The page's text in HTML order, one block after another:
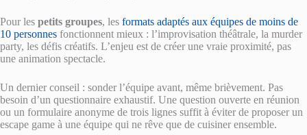
Pour les petits groupes, les formats adaptés aux équipes de moins de
10 personnes fonctionnent mieux : l’improvisation théâtrale, la murder
party, les défis créatifs. L’enjeu est de créer une vraie proximité, pas
une animation spectacle.
Un dernier conseil : sonder l’équipe avant, même brièvement. Pas
besoin d’un questionnaire exhaustif. Une question ouverte en réunion
ou un formulaire anonyme de trois lignes suffit à éviter de proposer un
escape game à une équipe qui ne rêve que de cuisiner ensemble.